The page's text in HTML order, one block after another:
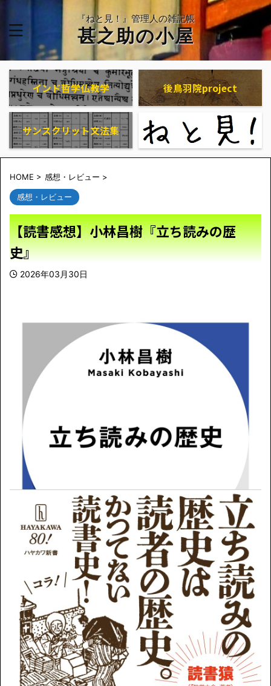
『ねと見！』管理人の雑記帳
甚之助の小屋
インド哲学仏教学 後鳥羽院project
サンスクリット文法集
HOME > 感想・レビュー >
感想・レビュー
【読書感想】小林昌樹『立ち読みの歴
史』
2026年03月30日